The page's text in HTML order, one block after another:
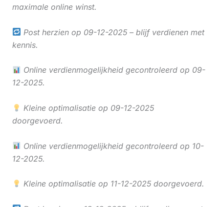
maximale online winst.
Post herzien op 09-12-2025 – blijf verdienen met
kennis.
Online verdienmogelijkheid gecontroleerd op 09-
12-2025.
Kleine optimalisatie op 09-12-2025
doorgevoerd.
Online verdienmogelijkheid gecontroleerd op 10-
12-2025.
Kleine optimalisatie op 11-12-2025 doorgevoerd.